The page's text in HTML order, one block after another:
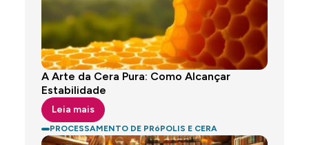
A Arte da Cera Pura: Como Alcançar
Estabilidade
Leia mais
PROCESSAMENTO DE PRóPOLIS E CERA